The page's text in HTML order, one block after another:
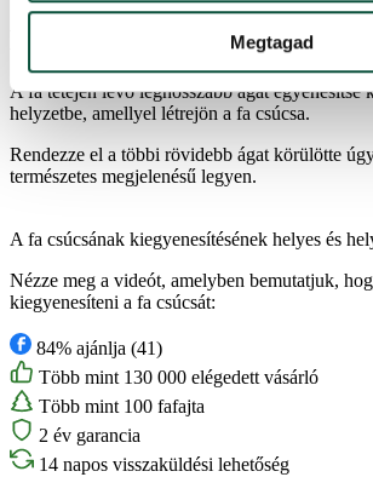
Megtagad
Hiányzik a fa csúcsa
A fa tetején lévő leghosszabb ágat egyenesítse
helyzetbe, amellyel létrejön a fa csúcsa.
Rendezze el a többi rövidebb ágat körülötte
természetes megjelenésű legyen.
A fa csúcsának kiegyenesítésének helyes és
Nézze meg a videót, amelyben bemutatjuk,
kiegyenesíteni a fa csúcsát:
84% ajánlja (41)
Több mint 130 000 elégedett vásárló
Több mint 100 fafajta
2 év garancia
14 napos visszaküldési lehetőség